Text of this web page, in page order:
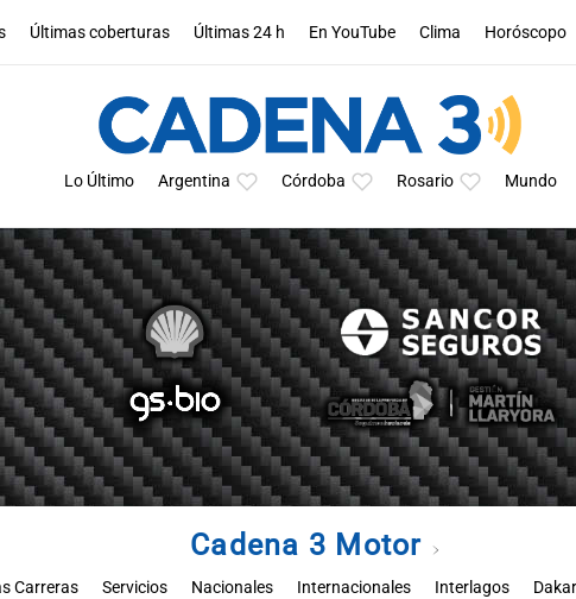
Últimas coberturas Últimas 24 h En YouTube Clima Horóscopo
Lo Último Argentina Córdoba Rosario Mundo
Cadena 3 Motor
Carreras Servicios Nacionales Internacionales Interlagos